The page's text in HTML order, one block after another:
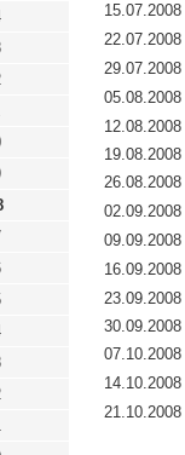
15.07.2008
22.07.2008
29.07.2008
05.08.2008
12.08.2008
19.08.2008
26.08.2008
02.09.2008
09.09.2008
16.09.2008
23.09.2008
30.09.2008
07.10.2008
14.10.2008
21.10.2008